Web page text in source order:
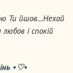
Ти йшов...Нехай
і спокій
•♡•